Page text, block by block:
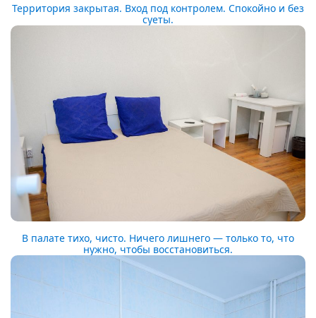
Территория закрытая. Вход под контролем. Спокойно и без
суеты.
В палате тихо, чисто. Ничего лишнего — только то, что
нужно, чтобы восстановиться.